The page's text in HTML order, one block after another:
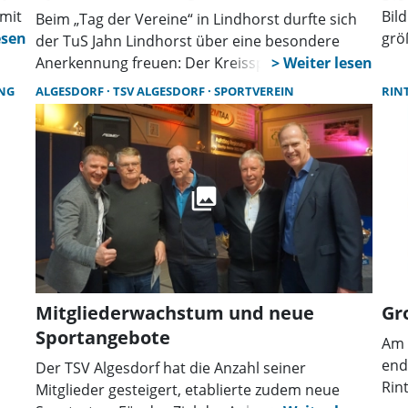
Beim „Tag der Vereine“ in Lindhorst durfte sich
der TuS Jahn Lindhorst über eine besondere
Anerkennung freuen: Der Kreissportbund
Schaumburg überbrachte dem Verein im Auftrag
des Landessportbundes Niedersachsen die
Auszeichnung als „Engagementfreundlicher
Sportverein“. Überreicht wurde das Zertifikat
von Jörg Eberding, der beim Kreissportbund für
Organisations- und Vereinsentwicklung
zuständig ist.
der
ALGESDORF TSV ALGESDORF SPORTVEREIN
Mitgliederwachstum und neue
Sportangebote
Der TSV Algesdorf hat die Anzahl seiner
Mitglieder gesteigert, etablierte zudem neue